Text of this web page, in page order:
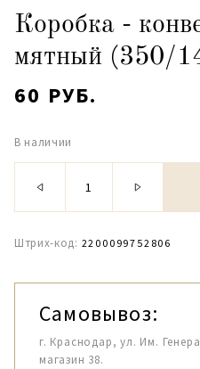
Коробка -
мятный (350/
60 РУБ.
В наличии
Штрих-код: 2200099752806
Самовывоз:
г. Краснодар, ул. Им.
магазин 38.